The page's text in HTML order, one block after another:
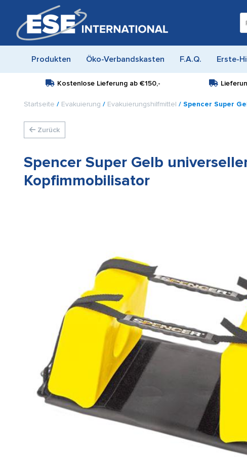
Produkten Öko-Verbandskasten F.A.Q. Erste-
Kostenlose Lieferung ab €150,-
Startseite / Evakuierung / Evakuierungshilfmittel / Spencer Super
Zurück
Spencer Super Gelb
Kopfimmobilisator